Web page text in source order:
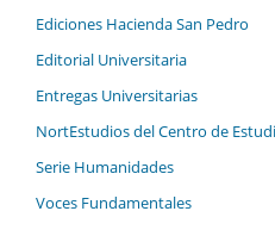
Ediciones Hacienda San Pedro
Editorial Universitaria
Entregas Universitarias
NortEstudios del Centro de
Serie Humanidades
Voces Fundamentales